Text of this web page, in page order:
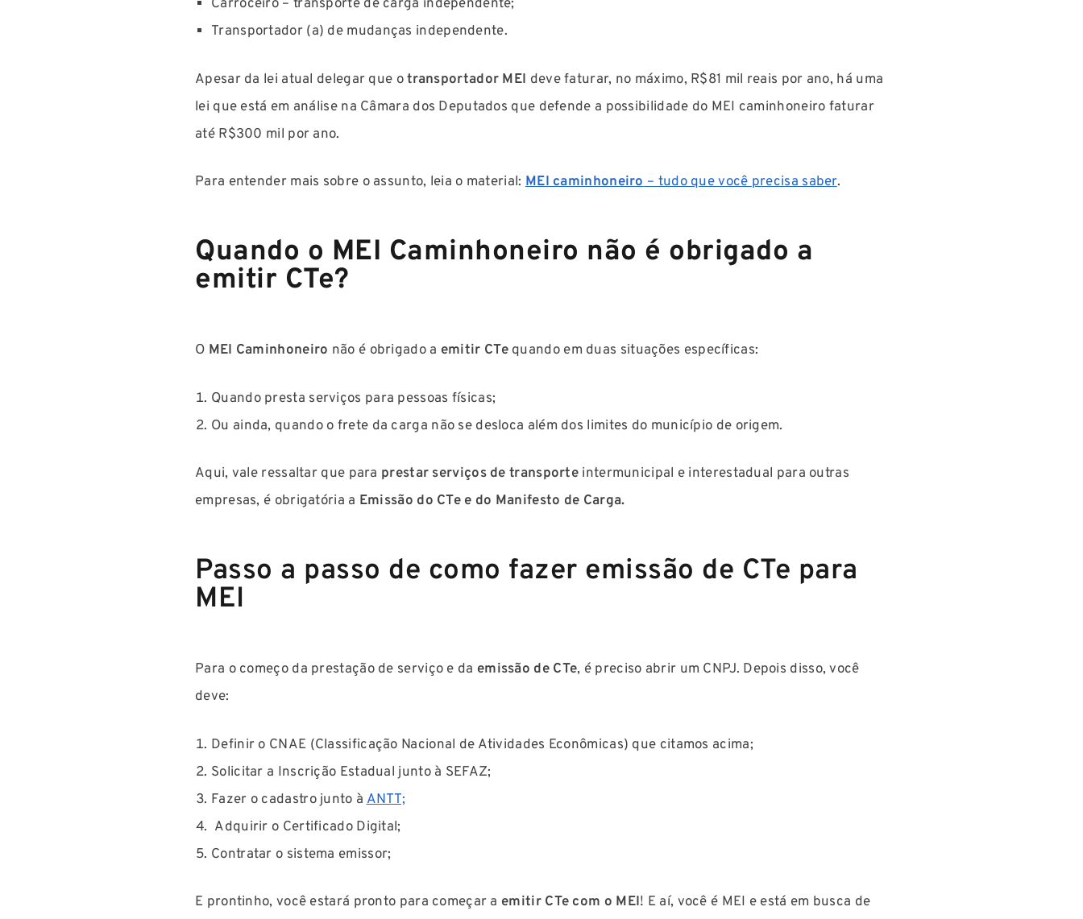
Carroceiro – transporte de carga independente;
Transportador (a) de mudanças independente.
Apesar da lei atual delegar que otransportador MEI deve faturar, no máximo, R$81 mil reais por ano, há uma
lei que está em análise na Câmara dos Deputados que defende a possibilidade do MEI caminhoneiro faturar
até R$300 mil por ano.
Para entender mais sobre o assunto, leia o material: MEI caminhoneiro– tudo que você precisa saber.
Quando o MEI Caminhoneiro não é obrigado a
emitir CTe?
O MEI Caminhoneiro não é obrigado a emitir CTequando em duas situações específicas:
Quando presta serviços para pessoas físicas;
Ou ainda, quando o frete da carga não se desloca além dos limites do município de origem.
Aqui, vale ressaltar que para prestar serviços de transporte intermunicipal e interestadual para outras
empresas, é obrigatória a Emissão do CTe e do Manifesto de Carga.
Passo a passo de como fazer emissão de CTe para
MEI
Para o começo da prestação de serviço e da emissão de CTe, é preciso abrir um CNPJ. Depois disso, você
deve:
Definir o CNAE (Classificação Nacional de Atividades Econômicas) que citamos acima;
Solicitar a Inscrição Estadual junto à SEFAZ;
Fazer o cadastro junto àANTT;
Adquirir o Certificado Digital;
Contratar o sistema emissor;
E prontinho, você estará pronto para começar a emitir CTe com o MEI! E aí, você é MEI e está em busca de